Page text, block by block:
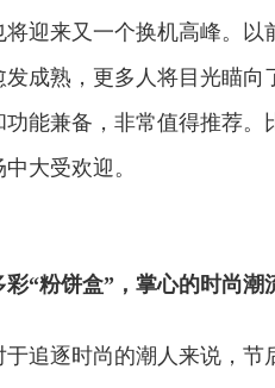
将迎来又一个换机高峰。
发成熟，更多人将目光瞄
功能兼备，非常值得推荐。
大受欢迎。
彩“粉饼盒”，掌心的时尚潮
于追逐时尚的潮人来说，节